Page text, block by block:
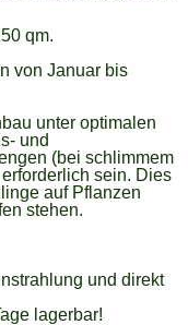
qm.
von Januar bis
unter optimalen
und
(bei schlimmem
sein. Dies
auf Pflanzen
stehen.
und direkt
lagerbar!